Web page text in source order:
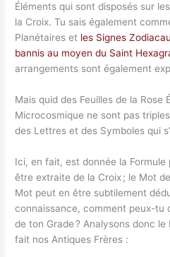
Éléments qui sont disposés sur
la Croix. Tu sais également
Planétaires et les Signes
bannis au moyen du Saint
arrangements sont également
Mais quid des Feuilles de la Rose
Microcosmique ne sont pas
des Lettres et des Symboles qui
Ici, en fait, est donnée la Formule
être extraite de la Croix ; le Mot
Mot peut en être subtilement
connaissance, comment peux-tu
de ton Grade ? Analysons donc le
fait nos Antiques Frères :